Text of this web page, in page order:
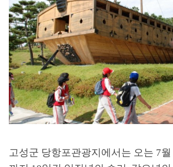
고성군 당항포관광지에서는 오는 7월